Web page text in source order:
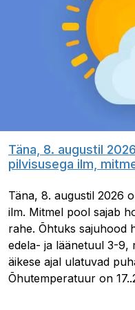
Täna, 8. augustil
pilvisusega ilm,
Täna, 8. augustil 2026
ilm. Mitmel pool sajab
rahe. Õhtuks sajuhood
edela- ja läänetuul 3-9,
äikese ajal ulatuvad
Õhutemperatuur on